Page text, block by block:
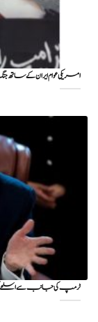
امریکی عوام ایران کے ساتھ
ٹرمپ کی جانب سے اسلحے